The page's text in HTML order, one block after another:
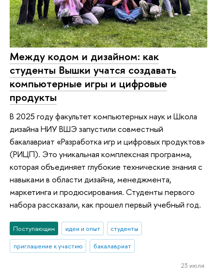
Между кодом и дизайном: как
студенты Вышки учатся создавать
компьютерные игры и цифровые
продукты
В 2025 году факультет компьютерных наук и Школа
дизайна НИУ ВШЭ запустили совместный
бакалавриат «Разработка игр и цифровых продуктов»
(РИЦП). Это уникальная комплексная программа,
которая объединяет глубокие технические знания с
навыками в области дизайна, менеджмента,
маркетинга и продюсирования. Студенты первого
набора рассказали, как прошел первый учебный год.
Поступающим идеи и опыт
студенты
приглашение к участию
бакалавриат
23 июля